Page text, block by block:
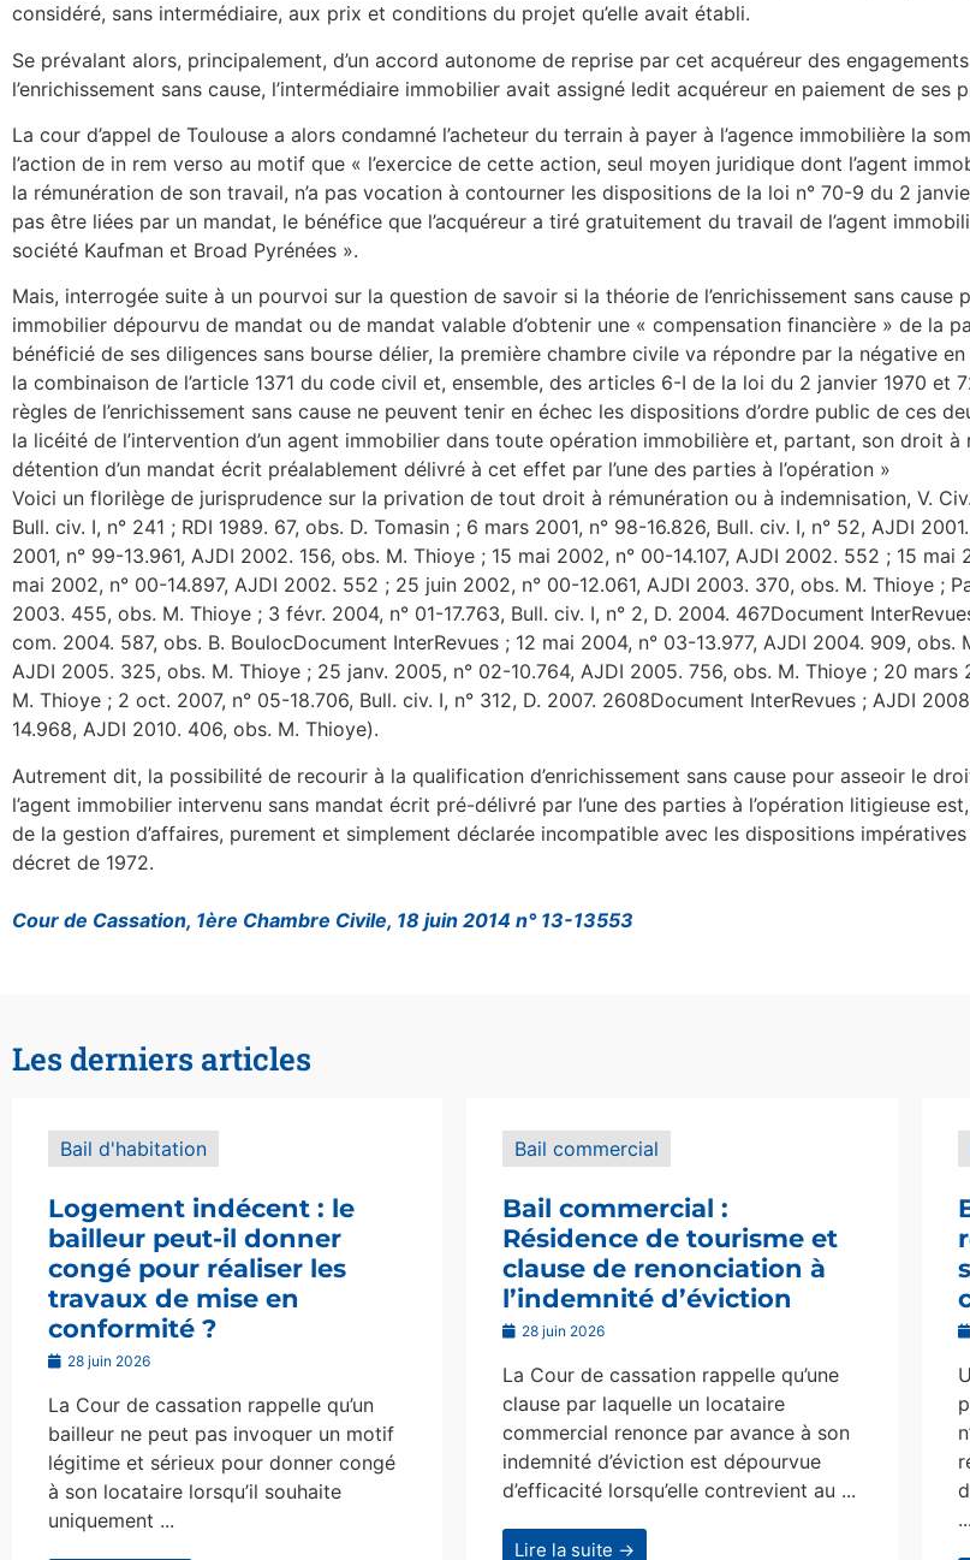
considéré, sans intermédiaire, aux prix et conditions du projet qu’elle avait établi.
Se prévalant alors, principalement, d’un accord autonome de reprise par cet acquéreur des
l’enrichissement sans cause, l’intermédiaire immobilier avait assigné ledit acquéreur en paiement de
La cour d’appel de Toulouse a alors condamné l’acheteur du terrain à payer à l’agence immobilière la
l’action de in rem verso au motif que « l’exercice de cette action, seul moyen juridique dont l’agent
la rémunération de son travail, n’a pas vocation à contourner les dispositions de la loi n° 70-9 du 2
pas être liées par un mandat, le bénéfice que l’acquéreur a tiré gratuitement du travail de l’agent
société Kaufman et Broad Pyrénées ».
Mais, interrogée suite à un pourvoi sur la question de savoir si la théorie de l’enrichissement sans cause
immobilier dépourvu de mandat ou de mandat valable d’obtenir une « compensation financière » de la
bénéficié de ses diligences sans bourse délier, la première chambre civile va répondre par la négative
la combinaison de l’article 1371 du code civil et, ensemble, des articles 6-I de la loi du 2 janvier 1970 et
règles de l’enrichissement sans cause ne peuvent tenir en échec les dispositions d’ordre public de ces
la licéité de l’intervention d’un agent immobilier dans toute opération immobilière et, partant, son droit
détention d’un mandat écrit préalablement délivré à cet effet par l’une des parties à l’opération »
Voici un florilège de jurisprudence sur la privation de tout droit à rémunération ou à indemnisation, V.
Bull. civ. I, n° 241 ; RDI 1989. 67, obs. D. Tomasin ; 6 mars 2001, n° 98-16.826, Bull. civ. I, n° 52, AJDI
2001, n° 99-13.961, AJDI 2002. 156, obs. M. Thioye ; 15 mai 2002, n° 00-14.107, AJDI 2002. 552 ; 15
mai 2002, n° 00-14.897, AJDI 2002. 552 ; 25 juin 2002, n° 00-12.061, AJDI 2003. 370, obs. M. Thioye ;
2003. 455, obs. M. Thioye ; 3 févr. 2004, n° 01-17.763, Bull. civ. I, n° 2, D. 2004. 467Document
com. 2004. 587, obs. B. BoulocDocument InterRevues ; 12 mai 2004, n° 03-13.977, AJDI 2004. 909, obs.
AJDI 2005. 325, obs. M. Thioye ; 25 janv. 2005, n° 02-10.764, AJDI 2005. 756, obs. M. Thioye ; 20 mars
M. Thioye ; 2 oct. 2007, n° 05-18.706, Bull. civ. I, n° 312, D. 2007. 2608Document InterRevues ; AJDI
14.968, AJDI 2010. 406, obs. M. Thioye).
Autrement dit, la possibilité de recourir à la qualification d’enrichissement sans cause pour asseoir le
l’agent immobilier intervenu sans mandat écrit pré-délivré par l’une des parties à l’opération litigieuse
de la gestion d’affaires, purement et simplement déclarée incompatible avec les dispositions
décret de 1972.
Cour de Cassation, 1ère Chambre Civile, 18 juin 2014 n° 13-13553
Les derniers articles
Bail d'habitation
Logement indécent : le
bailleur peut-il donner
congé pour réaliser les
travaux de mise en
conformité ?
28 juin 2026
La Cour de cassation rappelle qu’un
bailleur ne peut pas invoquer un motif
légitime et sérieux pour donner congé
à son locataire lorsqu’il souhaite
uniquement ...
Bail commercial
Bail commercial :
Résidence de tourisme et
clause de renonciation à
l’indemnité d’éviction
28 juin 2026
La Cour de cassation rappelle qu’une
clause par laquelle un locataire
commercial renonce par avance à son
indemnité d’éviction est dépourvue
d’efficacité lorsqu’elle contrevient au ...
Lire la suite →
...